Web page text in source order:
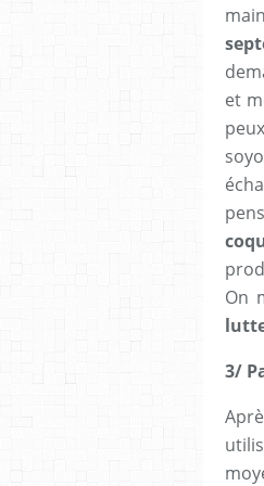
et
On
3/